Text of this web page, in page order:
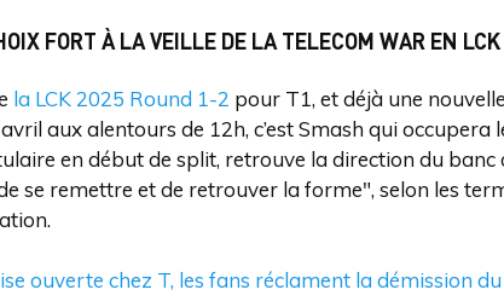
FORT À LA VEILLE DE LA TELECOM WAR EN LCK
la LCK 2025 Round 1-2 pour T1, et déjà une
aux alentours de 12h, c’est Smash qui occupera
en début de split, retrouve la direction du
se remettre et de retrouver la forme", selon les
ouverte chez T, les fans réclament la démission